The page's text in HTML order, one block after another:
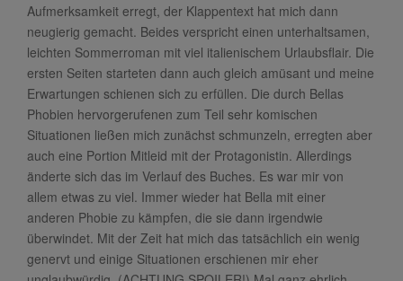
Aufmerksamkeit erregt, der Klappentext hat mich dann
neugierig gemacht. Beides verspricht einen unterhaltsamen,
leichten Sommerroman mit viel italienischem Urlaubsflair. Die
ersten Seiten starteten dann auch gleich amüsant und meine
Erwartungen schienen sich zu erfüllen. Die durch Bellas
Phobien hervorgerufenen zum Teil sehr komischen
Situationen ließen mich zunächst schmunzeln, erregten aber
auch eine Portion Mitleid mit der Protagonistin. Allerdings
änderte sich das im Verlauf des Buches. Es war mir von
allem etwas zu viel. Immer wieder hat Bella mit einer
anderen Phobie zu kämpfen, die sie dann irgendwie
überwindet. Mit der Zeit hat mich das tatsächlich ein wenig
genervt und einige Situationen erschienen mir eher